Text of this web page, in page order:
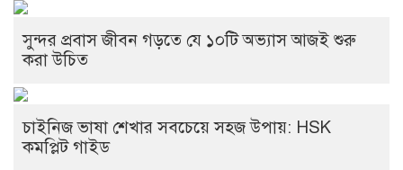
সুন্দর প্রবাস জীবন গড়তে যে ১০টি অভ্যাস আজই শুরু
করা উচিত
চাইনিজ ভাষা শেখার সবচেয়ে সহজ উপায়: HSK
কমপ্লিট গাইড